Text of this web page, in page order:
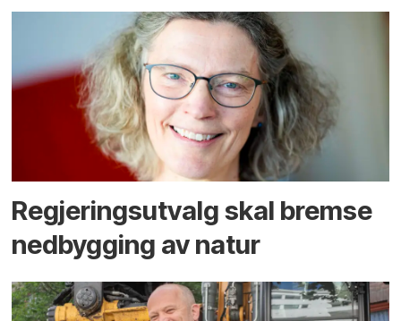
Regjerings­utvalg skal bremse
ned­bygging av natur